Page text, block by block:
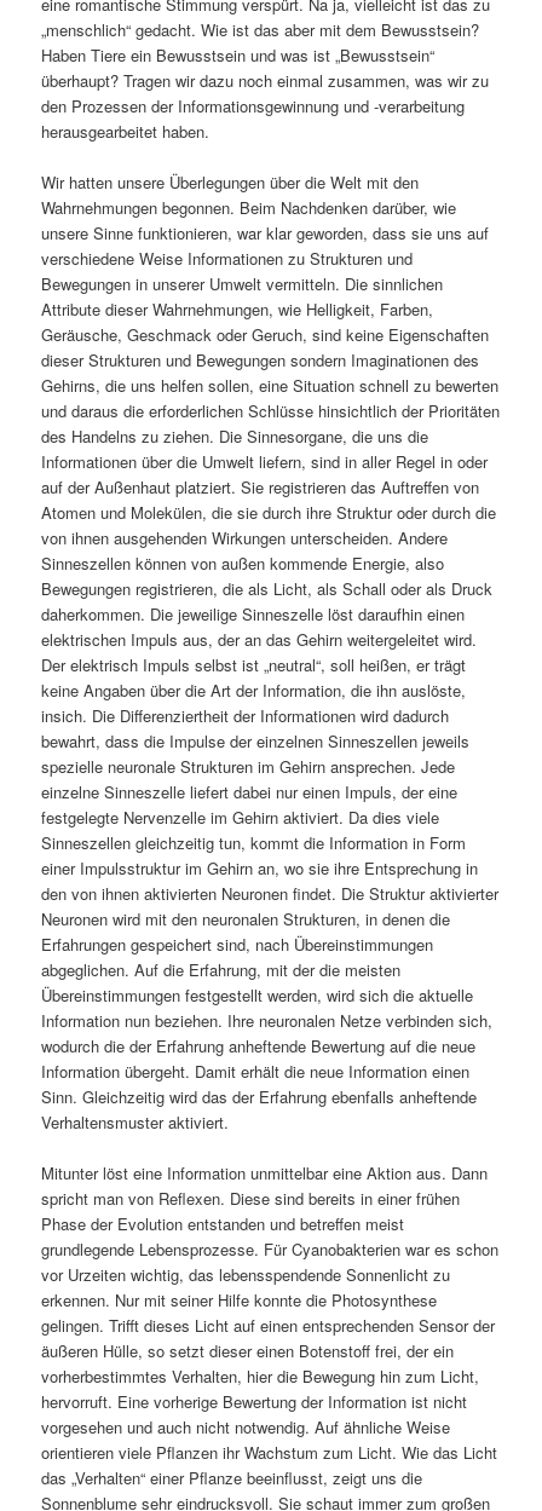
„menschlich“ gedacht. Wie ist das aber mit dem Bewusstsein?
Haben Tiere ein Bewusstsein und was ist „Bewusstsein“
überhaupt? Tragen wir dazu noch einmal zusammen, was wir zu
den Prozessen der Informationsgewinnung und -verarbeitung
herausgearbeitet haben.
Wir hatten unsere Überlegungen über die Welt mit den
Wahrnehmungen begonnen. Beim Nachdenken darüber, wie
unsere Sinne funktionieren, war klar geworden, dass sie uns auf
verschiedene Weise Informationen zu Strukturen und
Bewegungen in unserer Umwelt vermitteln. Die sinnlichen
Attribute dieser Wahrnehmungen, wie Helligkeit, Farben,
Geräusche, Geschmack oder Geruch, sind keine Eigenschaften
dieser Strukturen und Bewegungen sondern Imaginationen des
Gehirns, die uns helfen sollen, eine Situation schnell zu bewerten
und daraus die erforderlichen Schlüsse hinsichtlich der Prioritäten
des Handelns zu ziehen. Die Sinnesorgane, die uns die
Informationen über die Umwelt liefern, sind in aller Regel in oder
auf der Außenhaut platziert. Sie registrieren das Auftreffen von
Atomen und Molekülen, die sie durch ihre Struktur oder durch die
von ihnen ausgehenden Wirkungen unterscheiden. Andere
Sinneszellen können von außen kommende Energie, also
Bewegungen registrieren, die als Licht, als Schall oder als Druck
daherkommen. Die jeweilige Sinneszelle löst daraufhin einen
elektrischen Impuls aus, der an das Gehirn weitergeleitet wird.
Der elektrisch Impuls selbst ist „neutral“, soll heißen, er trägt
keine Angaben über die Art der Information, die ihn auslöste,
insich. Die Differenziertheit der Informationen wird dadurch
bewahrt, dass die Impulse der einzelnen Sinneszellen jeweils
spezielle neuronale Strukturen im Gehirn ansprechen. Jede
einzelne Sinneszelle liefert dabei nur einen Impuls, der eine
festgelegte Nervenzelle im Gehirn aktiviert. Da dies viele
Sinneszellen gleichzeitig tun, kommt die Information in Form
einer Impulsstruktur im Gehirn an, wo sie ihre Entsprechung in
den von ihnen aktivierten Neuronen findet. Die Struktur aktivierter
Neuronen wird mit den neuronalen Strukturen, in denen die
Erfahrungen gespeichert sind, nach Übereinstimmungen
abgeglichen. Auf die Erfahrung, mit der die meisten
Übereinstimmungen festgestellt werden, wird sich die aktuelle
Information nun beziehen. Ihre neuronalen Netze verbinden sich,
wodurch die der Erfahrung anheftende Bewertung auf die neue
Information übergeht. Damit erhält die neue Information einen
Sinn. Gleichzeitig wird das der Erfahrung ebenfalls anheftende
Verhaltensmuster aktiviert.
Mitunter löst eine Information unmittelbar eine Aktion aus. Dann
spricht man von Reflexen. Diese sind bereits in einer frühen
Phase der Evolution entstanden und betreffen meist
grundlegende Lebensprozesse. Für Cyanobakterien war es schon
vor Urzeiten wichtig, das lebensspendende Sonnenlicht zu
erkennen. Nur mit seiner Hilfe konnte die Photosynthese
gelingen. Trifft dieses Licht auf einen entsprechenden Sensor der
äußeren Hülle, so setzt dieser einen Botenstoff frei, der ein
vorherbestimmtes Verhalten, hier die Bewegung hin zum Licht,
hervorruft. Eine vorherige Bewertung der Information ist nicht
vorgesehen und auch nicht notwendig. Auf ähnliche Weise
orientieren viele Pflanzen ihr Wachstum zum Licht. Wie das Licht
das „Verhalten“ einer Pflanze beeinflusst, zeigt uns die
Sonnenblume sehr eindrucksvoll. Sie schaut immer zum großen